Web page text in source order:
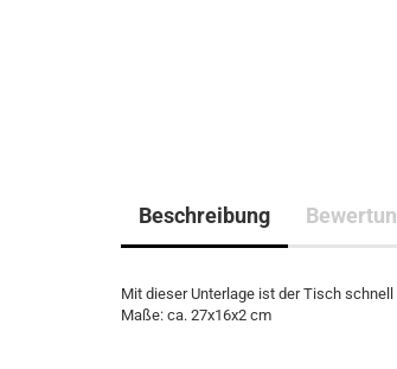
Beschreibung
Mit dieser Unterlage ist der Tisch
Maße: ca. 27x16x2 cm